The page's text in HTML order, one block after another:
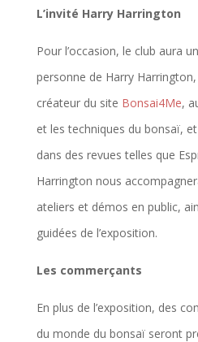
L’invité Harry Harrington
Pour l’occasion, le club aura
personne de Harry
créateur du site Bonsai4Me,
et les techniques du bonsaï,
dans des revues telles que
Harrington nous
ateliers et démos en public,
guidées de l’exposition.
Les commerçants
En plus de l’exposition, des
du monde du bonsaï seront